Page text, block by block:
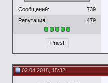
Сообщений:
739
Репутация:
479
Priest
02.04.2018, 15:32